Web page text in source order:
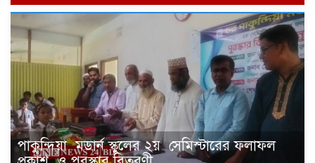
পাকুন্দিয়া মডার্ন স্কুলের ২য় সেমিস্টারের ফলাফল